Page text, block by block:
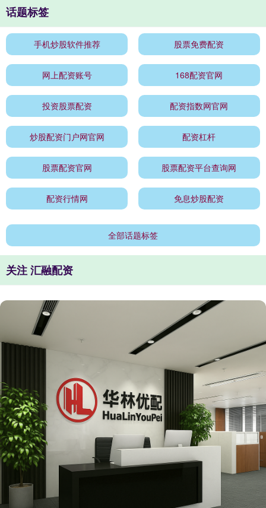
话题标签
手机炒股软件推荐 股票免费配资
网上配资账号 168配资官网
投资股票配资 配资指数网官网
炒股配资门户网官网 配资杠杆
股票配资官网 股票配资平台查询网
配资行情网 免息炒股配资
全部话题标签
关注 汇融配资